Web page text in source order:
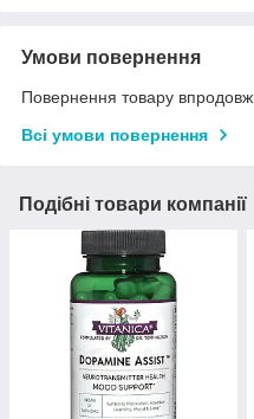
Умови повернення
Повернення товару
Всі умови повернення
Подібні товари компанії